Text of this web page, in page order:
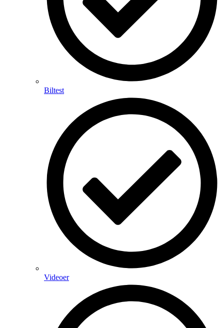
Biltest
Videoer